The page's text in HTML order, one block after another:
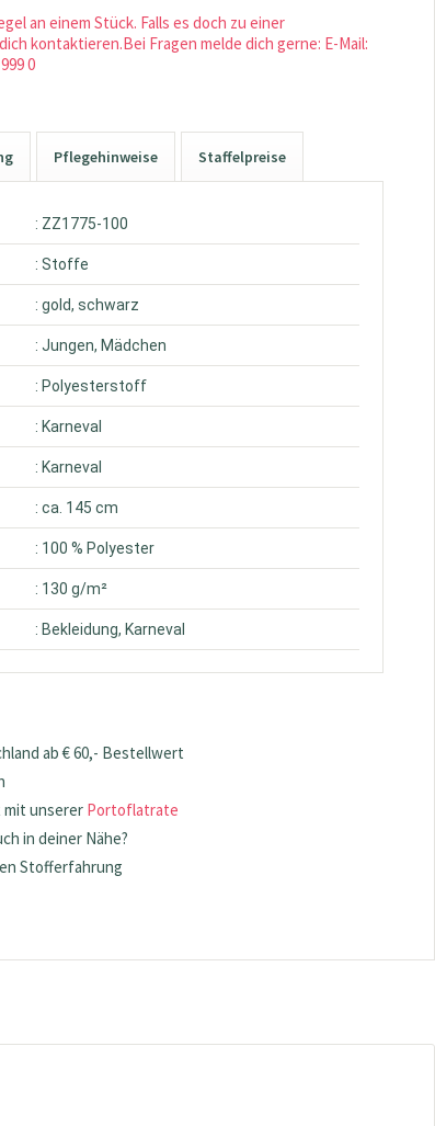
an einem Stück. Falls es doch zu einer
kontaktieren.Bei Fragen melde dich gerne: E-Mail:
0
Pflegehinweise Staffelpreise
: ZZ1775-100
: Stoffe
: gold, schwarz
: Jungen, Mädchen
: Polyesterstoff
: Karneval
: Karneval
: ca. 145 cm
: 100 % Polyester
: 130 g/m²
: Bekleidung, Karneval
ab € 60,- Bestellwert
mit unserer Portoflatrate
in deiner Nähe?
Stofferfahrung